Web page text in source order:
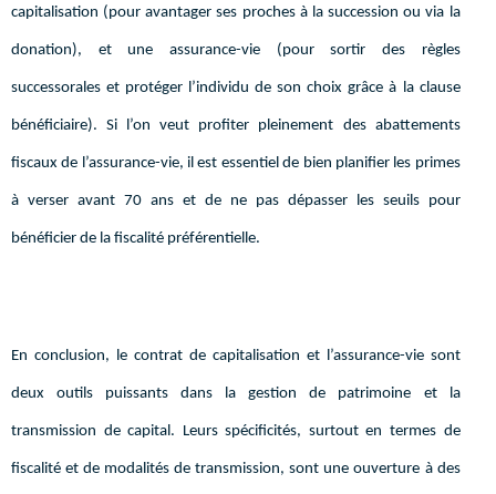
capitalisation (pour avantager ses proches à la succession ou via la
donation), et une assurance-vie (pour sortir des règles
successorales et protéger l’individu de son choix grâce à la clause
bénéficiaire). Si l’on veut profiter pleinement des abattements
fiscaux de l’assurance-vie, il est essentiel de bien planifier les primes
à verser avant 70 ans et de ne pas dépasser les seuils pour
bénéficier de la fiscalité préférentielle.
En conclusion, le contrat de capitalisation et l’assurance-vie sont
deux outils puissants dans la gestion de patrimoine et la
transmission de capital. Leurs spécificités, surtout en termes de
fiscalité et de modalités de transmission, sont une ouverture à des